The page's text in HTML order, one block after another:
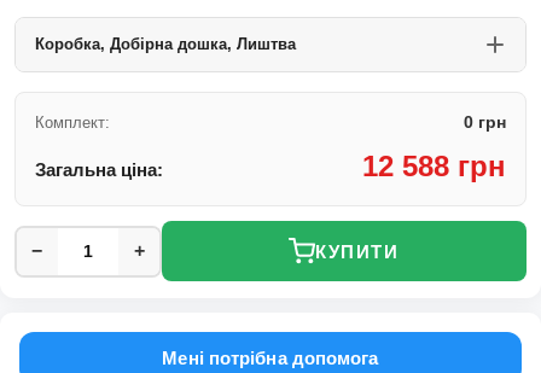
Коробка, Добірна дошка, Лиштва
Комплект: 0 грн
Загальна ціна: 12 588 грн
− + КУПИТИ
Мені потрібна допомога